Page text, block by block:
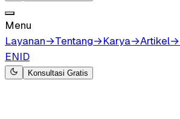
Menu
Layanan→Tentang→Karya→Artikel→
ENID
Konsultasi Gratis